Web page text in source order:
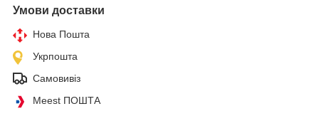
Умови доставки
Нова Пошта
Укрпошта
Самовивіз
Meest ПОШТА